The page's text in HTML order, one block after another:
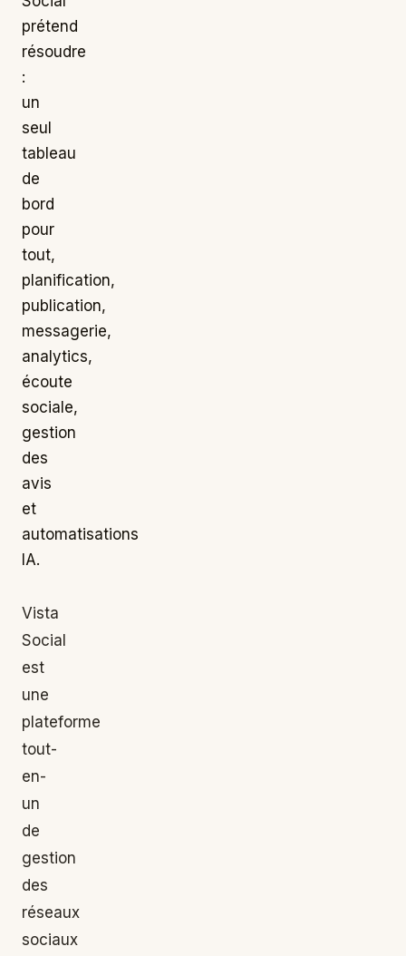
prétend
résoudre
:
un
seul
tableau
de
bord
pour
tout,
planification,
publication,
messagerie,
analytics,
écoute
sociale,
gestion
des
avis
et
automatisations
IA.
Vista
Social
est
une
plateforme
tout-
en-
un
de
gestion
des
réseaux
sociaux